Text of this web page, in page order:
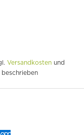
Versandkosten und